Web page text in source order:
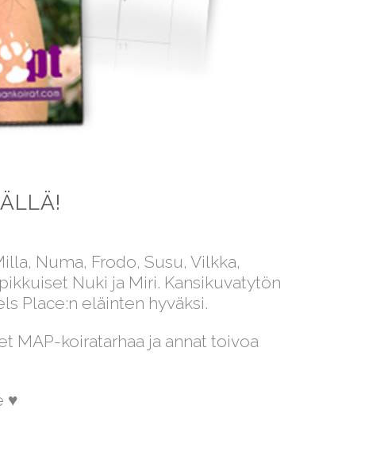
Numa, Frodo, Susu, Vilkka,
Nuki ja Miri. Kansikuvatytön
Place:n eläinten hyväksi.
MAP-koiratarhaa ja annat toivoa
♥︎